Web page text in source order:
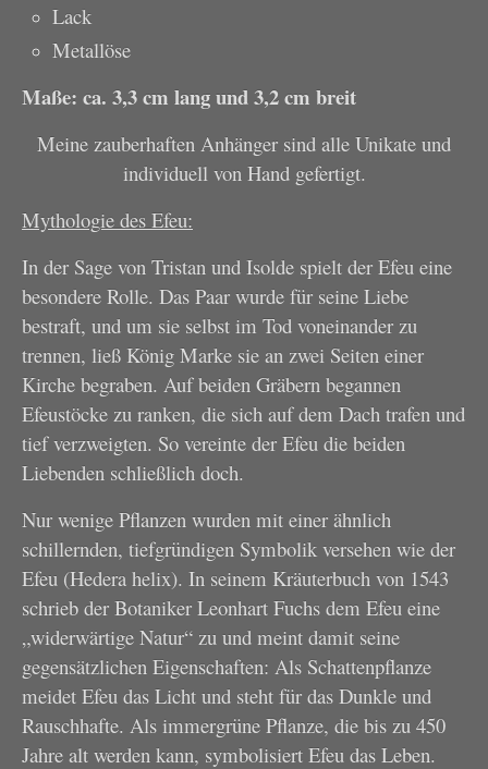
Lack
Metallöse
Maße: ca. 3,3 cm lang und 3,2 cm breit
Meine zauberhaften Anhänger sind alle Unikate und
individuell von Hand gefertigt.
Mythologie des Efeu:
In der Sage von Tristan und Isolde spielt der Efeu eine
besondere Rolle. Das Paar wurde für seine Liebe
bestraft, und um sie selbst im Tod von­einander zu
trennen, ließ König Marke sie an zwei Seiten einer
Kirche begraben. Auf beiden Gräbern begannen
Efeustöcke zu ranken, die sich auf dem Dach trafen und
tief verzweigten. So vereinte der Efeu die beiden
Liebenden schließlich doch.
Nur wenige Pflanzen wurden mit einer ähnlich
schillernden, tiefgründigen Symbolik versehen wie der
Efeu (Hedera helix). In seinem Kräuterbuch von 1543
schrieb der Botaniker Leonhart Fuchs dem Efeu eine
„widerwärtige Natur“ zu und meint damit seine
gegensätzlichen Eigenschaften: Als Schattenpflanze
meidet Efeu das Licht und steht für das Dunkle und
Rauschhafte. Als immergrüne Pflanze, die bis zu 450
Jahre alt werden kann, symbolisiert Efeu das Leben.